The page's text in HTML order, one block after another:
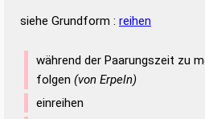
siehe Grundform : reihen
während der Paarungszeit zu
folgen (von Erpeln)
einreihen